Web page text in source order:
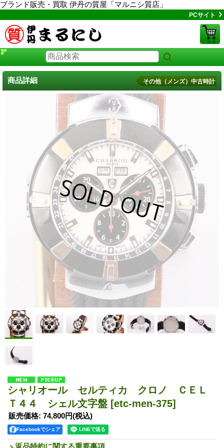
ブランド販売・買取 伊丹の質屋「マルニシ質店」
PCサイト
商品詳細 その他（メンズ）中古時計
シャリオール セルティカ クロノ ＣＥＬ
Ｔ４４ シェル文字盤 [etc-men-375]
販売価格: 74,800円(税込)
Facebookでシェア
返品特約に関する重要事項